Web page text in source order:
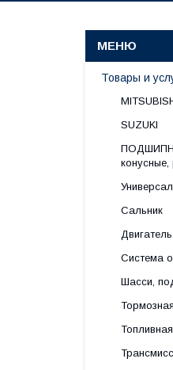
Товары и
SUZUKI
Сальник
Двигатель
Система
Шасси,